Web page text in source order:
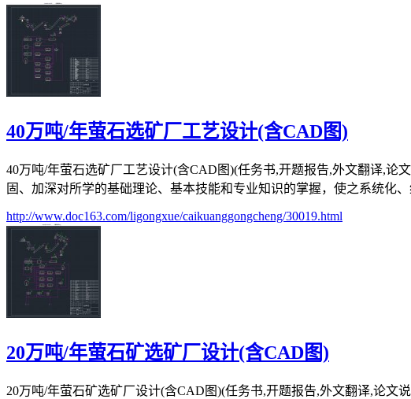
40万吨/年萤石选矿厂工艺设计(含CAD图)
40万吨/年萤石选矿厂工艺设计(含CAD图)(任务书,开题报告,外文翻译,论
固、加深对所学的基础理论、基本技能和专业知识的掌握，使之系统化
http://www.doc163.com/ligongxue/caikuanggongcheng/30019.html
20万吨/年萤石矿选矿厂设计(含CAD图)
20万吨/年萤石矿选矿厂设计(含CAD图)(任务书,开题报告,外文翻译,论文